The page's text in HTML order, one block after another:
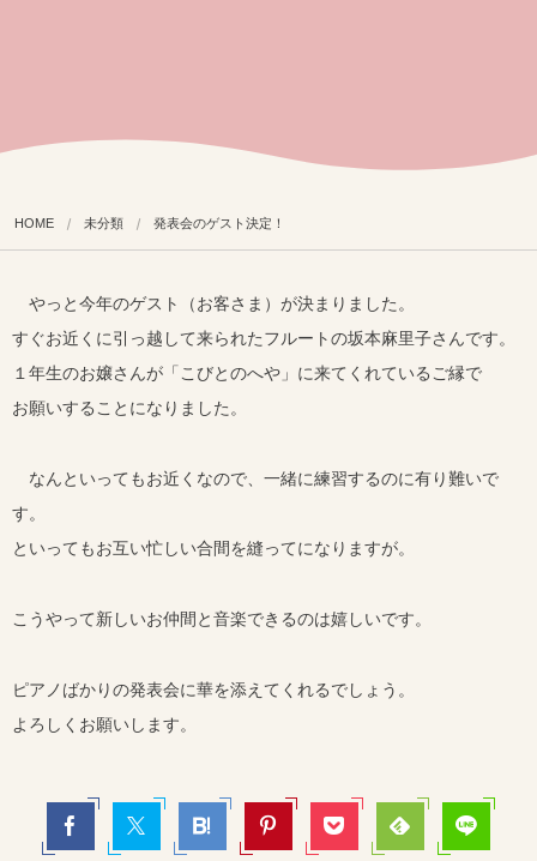
HOME 未分類 発表会のゲスト決定！
やっと今年のゲスト（お客さま）が決まりました。
すぐお近くに引っ越して来られたフルートの坂本麻里子さんです。
１年生のお嬢さんが「こびとのへや」に来てくれているご縁で
お願いすることになりました。
なんといってもお近くなので、一緒に練習するのに有り難いで
す。
といってもお互い忙しい合間を縫ってになりますが。
こうやって新しいお仲間と音楽できるのは嬉しいです。
ピアノばかりの発表会に華を添えてくれるでしょう。
よろしくお願いします。